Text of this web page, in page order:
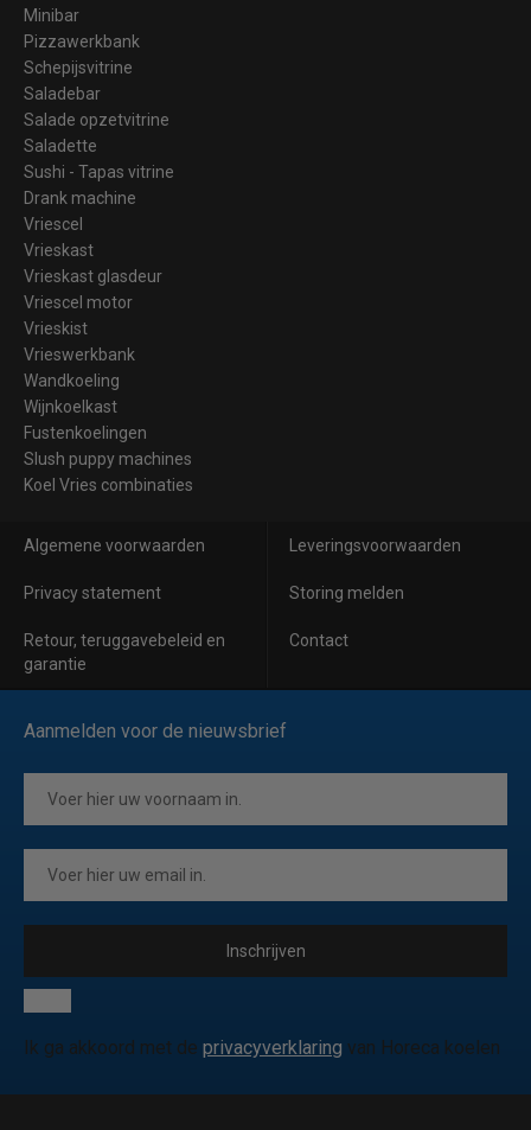
Minibar
Pizzawerkbank
Schepijsvitrine
Saladebar
Salade opzetvitrine
Saladette
Sushi - Tapas vitrine
Drank machine
Vriescel
Vrieskast
Vrieskast glasdeur
Vriescel motor
Vrieskist
Vrieswerkbank
Wandkoeling
Wijnkoelkast
Fustenkoelingen
Slush puppy machines
Koel Vries combinaties
Algemene voorwaarden Leveringsvoorwaarden
Privacy statement Storing melden
Retour, teruggavebeleid en
garantie
Contact
Aanmelden voor de nieuwsbrief
Inschrijven
Ik ga akkoord met de privacyverklaring van Horeca koelen